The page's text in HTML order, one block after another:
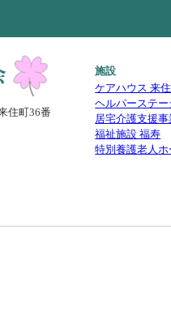
住町36番
施設
ケアハウス 来住
ヘルパーステー
居宅介護支援事
福祉施設 福寿
特別養護老人